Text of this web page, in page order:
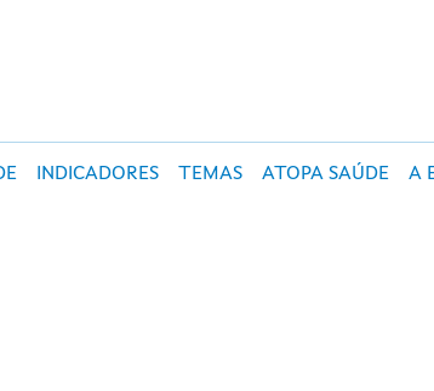
DE
INDICADORES TEMAS ATOPA SAÚDE A